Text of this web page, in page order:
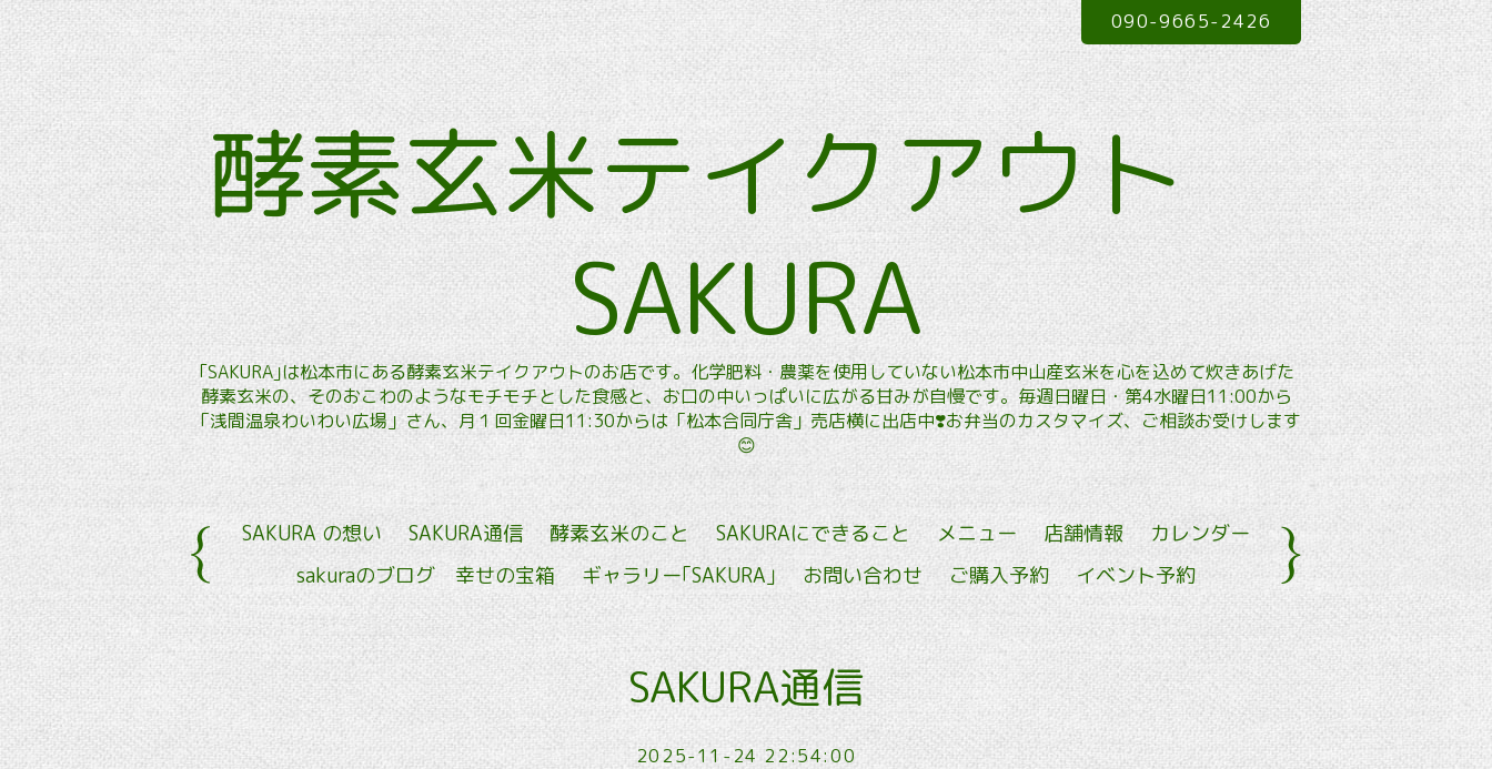
酵素玄米テイクアウト
SAKURA
｢SAKURA｣は松本市にある酵素玄米テイクアウトのお店です。化学肥料・農薬を使用していない松本市中山産玄米を心を込めて炊きあげた
酵素玄米の、そのおこわのようなモチモチとした食感と、お口の中いっぱいに広がる甘みが自慢です。毎週日曜日・第4水曜日11:00から
「浅間温泉わいわい広場」さん、月１回金曜日11:30からは「松本合同庁舎」売店横に出店中❣️お弁当のカスタマイズ、ご相談お受けします
😊
090-9665-2426
SAKURA の想い SAKURA通信 酵素玄米のこと SAKURAにできること メニュー 店舗情報
カレンダー
sakuraのブログ 幸せの宝箱
ギャラリー｢SAKURA｣ お問い合わせ ご購入予約 イベント予約
SAKURA通信
2025-11-24 22:54:00